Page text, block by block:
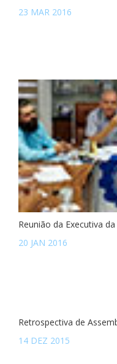
23 MAR 2016
Reunião da Executiva
20 JAN 2016
Retrospectiva de
14 DEZ 2015